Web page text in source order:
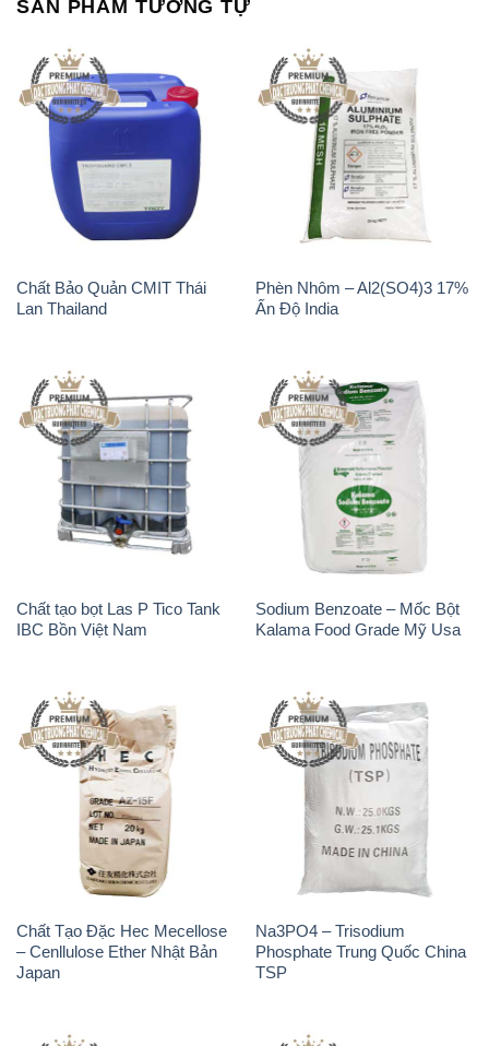
SẢN PHẨM TƯƠNG TỰ
Chất Bảo Quản CMIT Thái
Lan Thailand
Phèn Nhôm – Al2(SO4)3 17%
Ấn Độ India
Chất tạo bọt Las P Tico Tank
IBC Bồn Việt Nam
Sodium Benzoate – Mốc Bột
Kalama Food Grade Mỹ Usa
Chất Tạo Đặc Hec Mecellose
– Cenllulose Ether Nhật Bản
Japan
Na3PO4 – Trisodium
Phosphate Trung Quốc China
TSP